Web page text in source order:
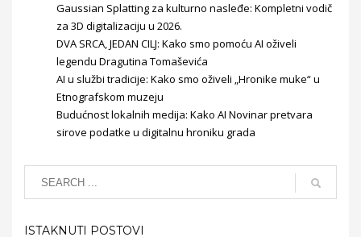
Gaussian Splatting za kulturno nasleđe: Kompletni vodič
za 3D digitalizaciju u 2026.
DVA SRCA, JEDAN CILJ: Kako smo pomoću AI oživeli
legendu Dragutina Tomaševića
AI u službi tradicije: Kako smo oživeli „Hronike muke“ u
Etnografskom muzeju
Budućnost lokalnih medija: Kako AI Novinar pretvara
sirove podatke u digitalnu hroniku grada
ISTAKNUTI POSTOVI